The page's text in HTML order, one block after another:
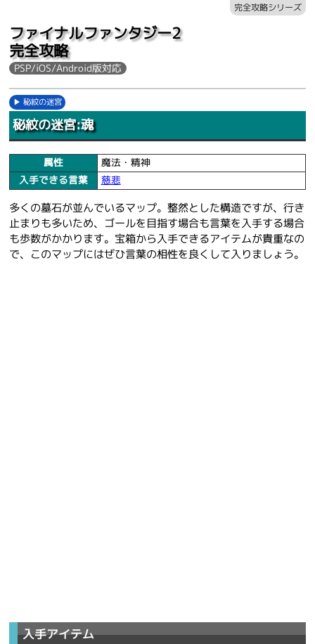
ファイナルファンタジー2
完全攻略
PSP/iOS/Android版対応
完全攻略シリーズ
秘紋の迷宮
秘紋の迷宮:魂
属性
魔法・精神
入手できる言葉
慈悲
多くの墓石が並んでいるマップ。整然とした構造ですが、行き
止まりも多いため、ゴールを目指す場合も言葉を入手する場合
も歩数がかかります。宝箱から入手できるアイテムが貴重なの
で、このマップにはぜひ言葉の相性を良くして入りましょう。
入手アイテム